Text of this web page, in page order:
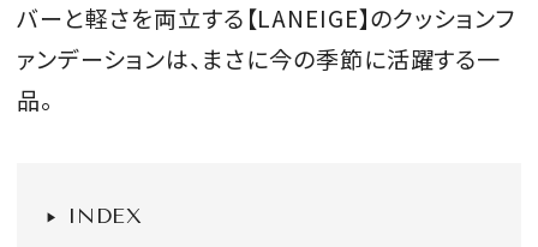
MAGAZINE
Log in or Sign up
バーと軽さを両立する【LANEIGE】のクッションフ
ァンデーションは、まさに今の季節に活躍する一
品。
INDEX